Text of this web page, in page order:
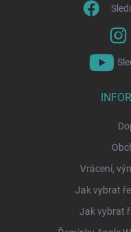
Vrácení,
Jak vybrat
Jak vybrat